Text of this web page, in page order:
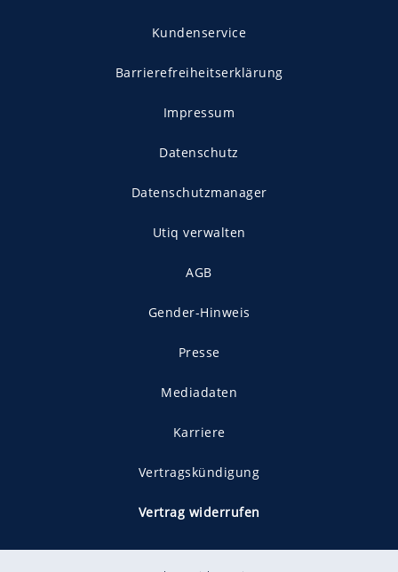
Kundenservice
Barrierefreiheitserklärung
Impressum
Datenschutz
Datenschutzmanager
Utiq verwalten
AGB
Gender-Hinweis
Presse
Mediadaten
Karriere
Vertragskündigung
Vertrag widerrufen